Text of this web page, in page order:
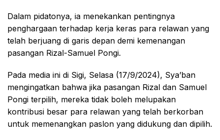
Dalam pidatonya, ia menekankan pentingnya
penghargaan terhadap kerja keras para relawan yang
telah berjuang di garis depan demi kemenangan
pasangan Rizal-Samuel Pongi.
Pada media ini di Sigi, Selasa (17/9/2024), Sya’ban
mengingatkan bahwa jika pasangan Rizal dan Samuel
Pongi terpilih, mereka tidak boleh melupakan
kontribusi besar para relawan yang telah berkorban
untuk memenangkan paslon yang didukung dan dipilih.